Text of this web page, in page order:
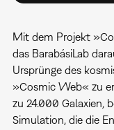
Mit dem Projekt
das BarabásiLab
Ursprünge des
»Cosmic Web« zu
zu 24.000 Galaxien,
Simulation, die die